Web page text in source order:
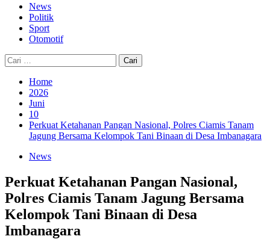
News
Politik
Sport
Otomotif
Cari
untuk:
Home
2026
Juni
10
Perkuat Ketahanan Pangan Nasional, Polres Ciamis Tanam
Jagung Bersama Kelompok Tani Binaan di Desa Imbanagara
News
Perkuat Ketahanan Pangan Nasional,
Polres Ciamis Tanam Jagung Bersama
Kelompok Tani Binaan di Desa
Imbanagara